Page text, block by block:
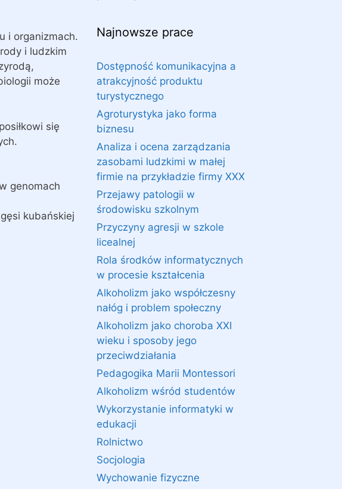
i organizmach.
i ludzkim
może
się
genomach
kubańskiej
Najnowsze prace
Dostępność komunikacyjna a
atrakcyjność produktu
turystycznego
Agroturystyka jako forma
biznesu
Analiza i ocena zarządzania
zasobami ludzkimi w małej
firmie na przykładzie firmy XXX
Przejawy patologii w
środowisku szkolnym
Przyczyny agresji w szkole
licealnej
Rola środków informatycznych
w procesie kształcenia
Alkoholizm jako współczesny
nałóg i problem społeczny
Alkoholizm jako choroba XXI
wieku i sposoby jego
przeciwdziałania
Pedagogika Marii Montessori
Alkoholizm wśród studentów
Wykorzystanie informatyki w
edukacji
Rolnictwo
Socjologia
Wychowanie fizyczne